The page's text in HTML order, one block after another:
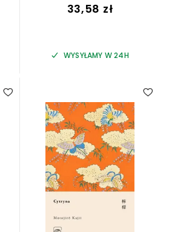
33,58 zł
WYSYŁAMY W 24H